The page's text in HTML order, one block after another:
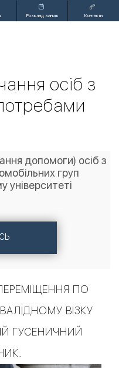
Розклад занять Контакти
осіб з
допомоги) осіб з
груп
університеті
ПО
ВІЗКУ
ГУСЕНИЧНИЙ